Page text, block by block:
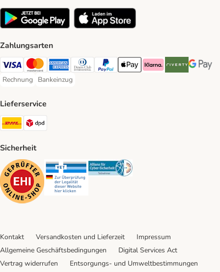
Zahlungsarten
Visa Payment Method
Mastercard Payment Method
American Express Payment Method
Diners Club Payment Method
PayPal Payment Method
Apple Pay Payment Method
Klarna Payment Method
Riverty Payment
Google
Rechnung
Rechnung Payment Method
Bankeinzug
Bankeinzug Payment Method
Lieferservice
DHL Shipping Method
Sicherheit
Security Security Security
Kontakt Versandkosten und Lieferzeit
Impressum
Allgemeine Geschäftsbedingungen
Digital Services Act
Vertrag widerrufen
Entsorgungs- und Umweltbestimmungen